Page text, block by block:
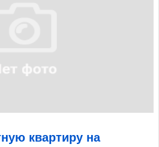
квартиру на